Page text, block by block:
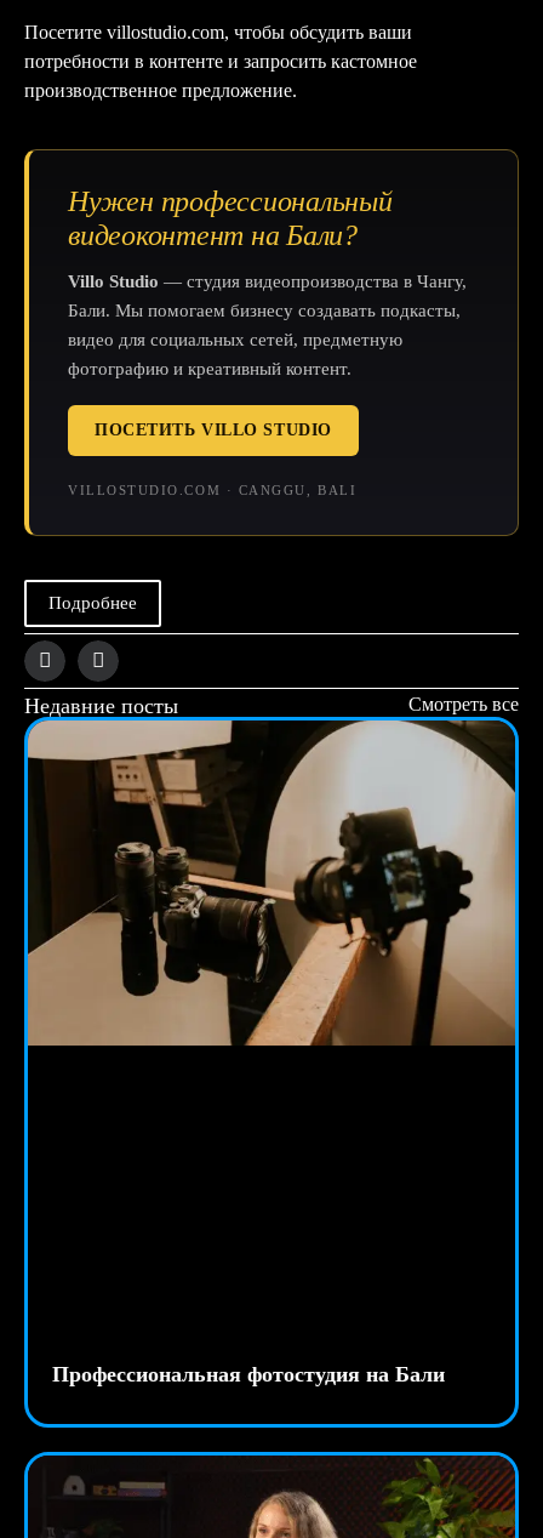
Посетите villostudio.com, чтобы обсудить ваши
потребности в контенте и запросить кастомное
производственное предложение.
Нужен профессиональный
видеоконтент на Бали?
Villo Studio — студия видеопроизводства в Чангу,
Бали. Мы помогаем бизнесу создавать подкасты,
видео для социальных сетей, предметную
фотографию и креативный контент.
ПОСЕТИТЬ VILLO STUDIO
VILLOSTUDIO.COM · CANGGU, BALI
Подробнее
Недавние посты Смотреть все
Профессиональная фотостудия на Бали